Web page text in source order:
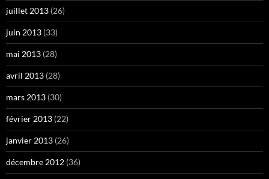
juillet 2013 (26)
juin 2013 (33)
mai 2013 (28)
avril 2013 (28)
mars 2013 (30)
février 2013 (22)
janvier 2013 (26)
décembre 2012 (36)